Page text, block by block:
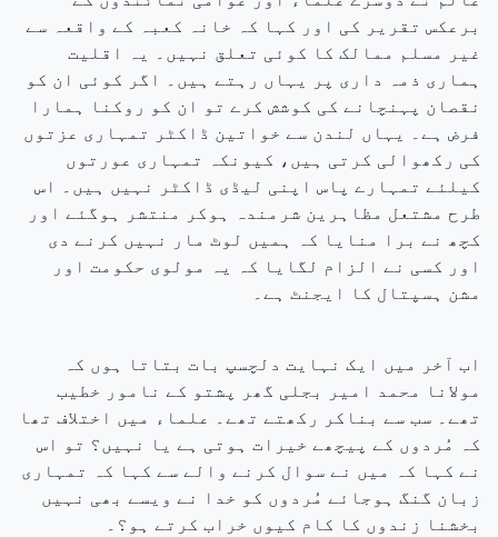
برعکس تقریر کی اور کہا کہ خانہ کعبہ کے واقعہ سے
غیر مسلم ممالک کا کوئی تعلق نہیں۔ یہ اقلیت
ہماری ذمہ داری پر یہاں رہتے ہیں۔ اگر کوئی ان کو
نقصان پہنچانے کی کوشش کرے تو ان کو روکنا ہمارا
فرض ہے۔ یہاں لندن سے خواتین ڈاکٹر تمہاری عزتوں
کی رکھوالی کرتی ہیں، کیونکہ تمہاری عورتوں
کیلئے تمہارے پاس اپنی لیڈی ڈاکٹر نہیں ہیں۔ اس
طرح مشتعل مظاہرین شرمندہ ہوکر منتشر ہوگئے اور
کچھ نے برا منایا کہ ہمیں لوٹ مار نہیں کرنے دی
اور کسی نے الزام لگایا کہ یہ مولوی حکومت اور
مشن ہسپتال کا ایجنٹ ہے۔
اب آخر میں ایک نہایت دلچسپ بات بتاتا ہوں کہ
مولانا محمد امیر بجلی گھر پشتو کے نامور خطیب
تھے۔ سب سے بناکر رکھتے تھے۔ علماء میں اختلاف تھا
کہ مُردوں کے پیچھے خیرات ہوتی ہے یا نہیں؟ تو اس
نے کہا کہ میں نے سوال کرنے والے سے کہا کہ تمہاری
زبان گنگ ہوجائے مُردوں کو خدا نے ویسے بھی نہیں
بخشنا زندوں کا کام کیوں خراب کرتے ہو؟۔